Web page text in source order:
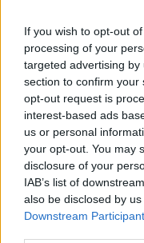
If you wish to opt-out
processing of your
targeted advertising
section to confirm your
opt-out request is
interest-based ads
us or personal
your opt-out. You may
disclosure of your
IAB’s list of
also be disclosed by
Downstream